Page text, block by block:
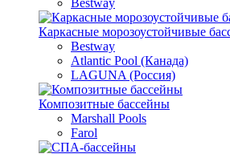
Bestway
Каркасные морозоустойчивые
Bestway
Atlantic Pool (Канада)
LAGUNA (Россия)
Композитные бассейны
Marshall Pools
Farol